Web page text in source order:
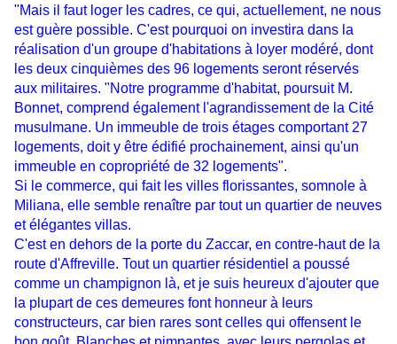
"Mais il faut loger les cadres, ce qui, actuellement, ne nous
est guère possible. C'est pourquoi on investira dans la
réalisation d'un groupe d'habitations à loyer modéré, dont
les deux cinquièmes des 96 logements seront réservés
aux militaires. "Notre programme d'habitat, poursuit M.
Bonnet, comprend également l'agrandissement de la Cité
musulmane. Un immeuble de trois étages comportant 27
logements, doit y être édifié prochainement, ainsi qu'un
immeuble en copropriété de 32 logements".
Si le commerce, qui fait les villes florissantes, somnole à
Miliana, elle semble renaître par tout un quartier de neuves
et élégantes villas.
C'est en dehors de la porte du Zaccar, en contre-haut de la
route d'Affreville. Tout un quartier résidentiel a poussé
comme un champignon là, et je suis heureux d'ajouter que
la plupart de ces demeures font honneur à leurs
constructeurs, car bien rares sont celles qui offensent le